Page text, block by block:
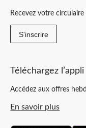
Recevez votre
S'inscrire
Téléchargez
Accédez aux offres
En savoir plus